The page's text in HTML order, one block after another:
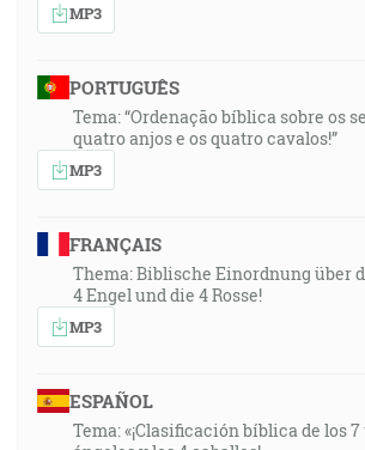
MP3
PORTUGUÊS
Tema: “Ordenação bíblica sobre os
quatro anjos e os quatro cavalos!”
MP3
FRANÇAIS
Thema: Biblische Einordnung über
4 Engel und die 4 Rosse!
MP3
ESPAÑOL
Tema: «¡Clasificación bíblica de los